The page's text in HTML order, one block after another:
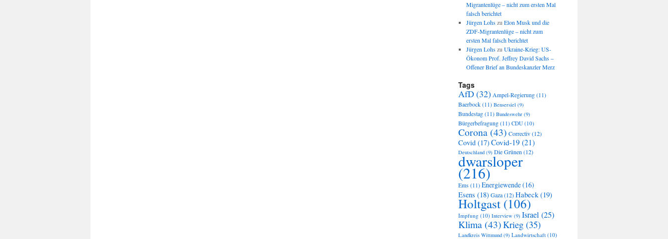
Migrantenlüge – nicht zum ersten Mal
falsch berichtet
Jürgen Lohszu Elon Musk und die
ZDF-Migrantenlüge – nicht zum
ersten Mal falsch berichtet
Jürgen Lohszu Ukraine-Krieg: US-
Ökonom Prof. Jeffrey David Sachs –
Offener Brief an Bundeskanzler Merz
Tags
AfD(32) Ampel-Regierung (11)
Baerbock (11) Bensersiel (9)
Bundestag (11) Bundeswehr (9)
Bürgerbefragung (11) CDU (10)
Corona (43) Correctiv(12)
Covid (17) Covid-19 (21)
Deutschland (9) Die Grünen(12)
dwarsloper
(216)
Ems (11) Energiewende(16)
Esens (18)Gaza(12)Habeck(19)
Holtgast (106)
Impfung (10) Interview (9) Israel (25)
Klima (43)Krieg (35)
Landkreis Wittmund (9) Landwirtschaft (10)